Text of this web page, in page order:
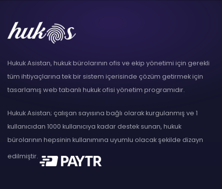
Hukuk Asistan, hukuk bürolarının ofis ve ekip yönetimi için gerekli
tüm ihtiyaçlarına tek bir sistem içerisinde çözüm getirmek için
tasarlamış web tabanlı hukuk ofisi yönetim programıdır.
Hukuk Asistan; çalışan sayısına bağlı olarak kurgulanmış ve 1
kullanıcıdan 1000 kullanıcıya kadar destek sunan, hukuk
bürolarının hepsinin kullanımına uyumlu olacak şekilde dizayn
edilmiştir.